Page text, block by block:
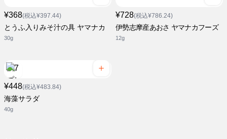
¥368(税込¥397.44)
とうふ入りみそ汁の具 ヤマナカ
30g
¥728(税込¥786.24)
伊勢志摩産あおさ ヤマナカフーズ
12g
¥448(税込¥483.84)
海藻サラダ
40g